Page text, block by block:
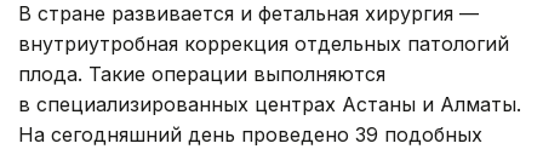
В стране развивается и фетальная хирургия —
внутриутробная коррекция отдельных патологий
плода. Такие операции выполняются
в специализированных центрах Астаны и Алматы.
На сегодняшний день проведено 39 подобных